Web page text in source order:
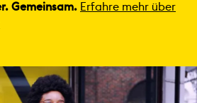
Gemeinsam. Erfahre mehr über